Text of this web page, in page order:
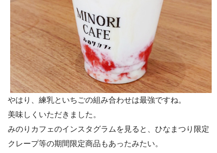
やはり、練乳といちごの組み合わせは最強ですね。
美味しくいただきました。
みのりカフェのインスタグラムを見ると、ひなまつり限定
クレープ等の期間限定商品もあったみたい。